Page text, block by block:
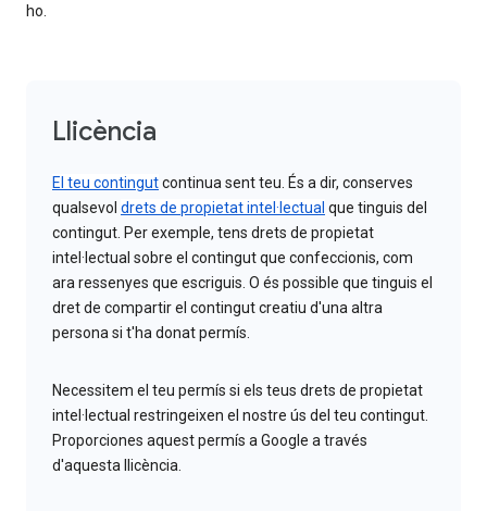
ho.
Llicència
El teu contingutcontinua sent teu. És a dir, conserves
qualsevol drets de propietat intel·lectual que tinguis del
contingut. Per exemple, tens drets de propietat
intel·lectual sobre el contingut que confeccionis, com
ara ressenyes que escriguis. O és possible que tinguis el
dret de compartir el contingut creatiu d'una altra
persona si t'ha donat permís.
Necessitem el teu permís si els teus drets de propietat
intel·lectual restringeixen el nostre ús del teu contingut.
Proporciones aquest permís a Google a través
d'aquesta llicència.